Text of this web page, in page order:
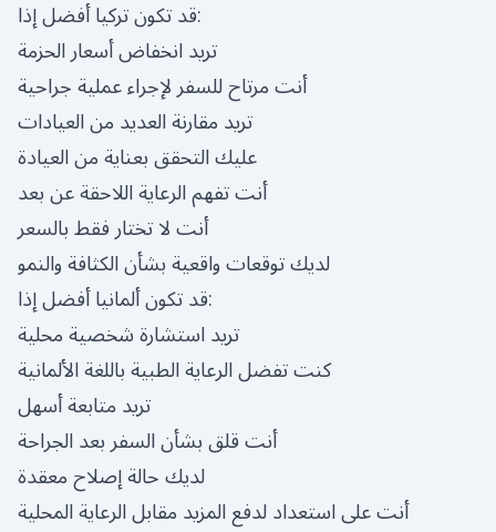
قد تكون تركيا أفضل إذا:
تريد انخفاض أسعار الحزمة
أنت مرتاح للسفر لإجراء عملية جراحية
تريد مقارنة العديد من العيادات
عليك التحقق بعناية من العيادة
أنت تفهم الرعاية اللاحقة عن بعد
أنت لا تختار فقط بالسعر
لديك توقعات واقعية بشأن الكثافة والنمو
قد تكون ألمانيا أفضل إذا:
تريد استشارة شخصية محلية
كنت تفضل الرعاية الطبية باللغة الألمانية
تريد متابعة أسهل
أنت قلق بشأن السفر بعد الجراحة
لديك حالة إصلاح معقدة
أنت على استعداد لدفع المزيد مقابل الرعاية المحلية